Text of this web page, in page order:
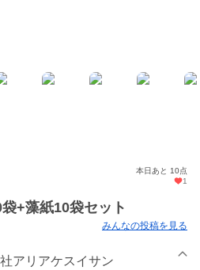
本日あと 10点
1
+藻紙10袋セット
みんなの投稿を見る
アリアケスイサン